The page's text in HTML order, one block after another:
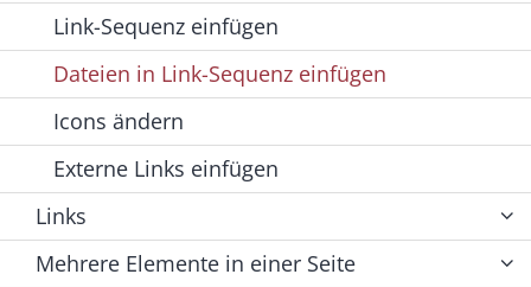
Link-Sequenz einfügen
Dateien in Link-Sequenz einfügen
Icons ändern
Externe Links einfügen
Links
Mehrere Elemente in einer Seite